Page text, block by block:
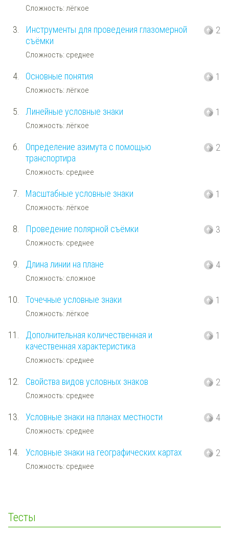
Сложность: лёгкое
3.
Инструменты для проведения глазомерной
съёмки
Сложность: среднее
2
4. Основные понятия
Сложность: лёгкое
1
5. Линейные условные знаки
Сложность: лёгкое
1
6.
Определение азимута с помощью
транспортира
Сложность: среднее
2
7. Масштабные условные знаки
Сложность: лёгкое
1
8. Проведение полярной съёмки
Сложность: среднее
3
9. Длина линии на плане
Сложность: сложное
4
10. Точечные условные знаки
Сложность: лёгкое
1
11.
Дополнительная количественная и
качественная характеристика
Сложность: среднее
1
12. Свойства видов условных знаков
Сложность: среднее
2
13. Условные знаки на планах местности
Сложность: среднее
4
14. Условные знаки на географических картах
Сложность: среднее
2
Тесты